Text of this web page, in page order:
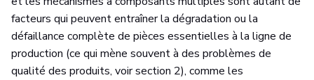
facteurs qui peuvent entraîner la dégradation ou la
défaillance complète de pièces essentielles à la ligne de
production (ce qui mène souvent à des problèmes de
qualité des produits, voir section 2), comme les